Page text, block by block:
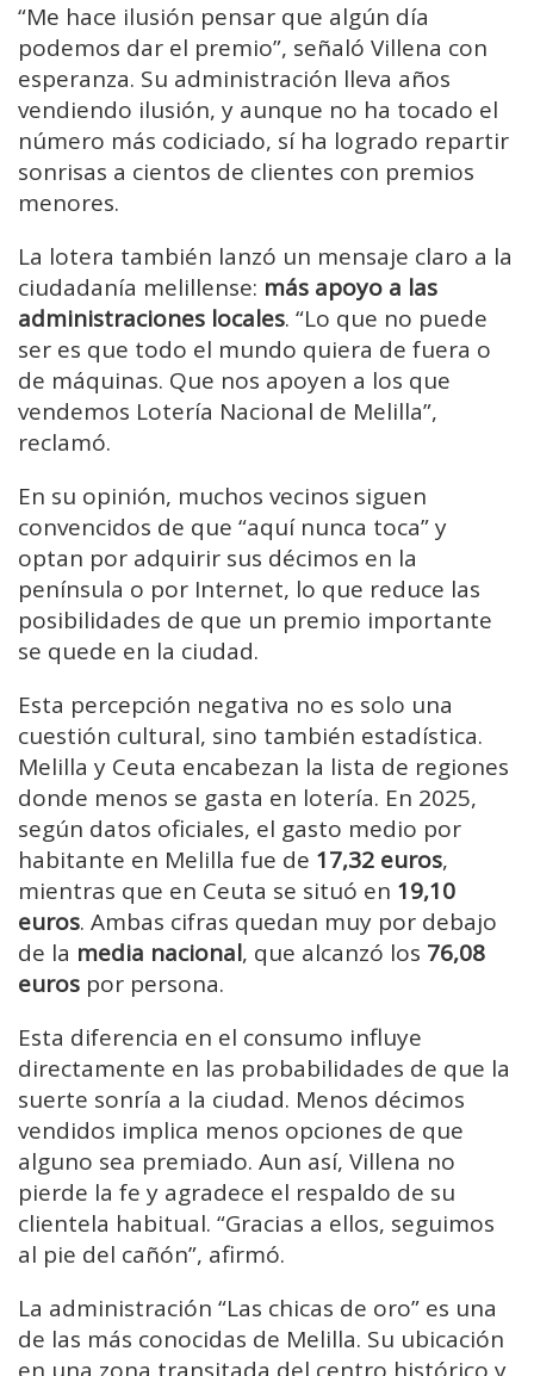
“Me hace ilusión pensar que algún día
podemos dar el premio”, señaló Villena con
esperanza. Su administración lleva años
vendiendo ilusión, y aunque no ha tocado el
número más codiciado, sí ha logrado repartir
sonrisas a cientos de clientes con premios
menores.
La lotera también lanzó un mensaje claro a la
ciudadanía melillense: más apoyo a las
administraciones locales. “Lo que no puede
ser es que todo el mundo quiera de fuera o
de máquinas. Que nos apoyen a los que
vendemos Lotería Nacional de Melilla”,
reclamó.
En su opinión, muchos vecinos siguen
convencidos de que “aquí nunca toca” y
optan por adquirir sus décimos en la
península o por Internet, lo que reduce las
posibilidades de que un premio importante
se quede en la ciudad.
Esta percepción negativa no es solo una
cuestión cultural, sino también estadística.
Melilla y Ceuta encabezan la lista de regiones
donde menos se gasta en lotería. En 2025,
según datos oficiales, el gasto medio por
habitante en Melilla fue de 17,32 euros,
mientras que en Ceuta se situó en 19,10
euros. Ambas cifras quedan muy por debajo
de la media nacional, que alcanzó los 76,08
euros por persona.
Esta diferencia en el consumo influye
directamente en las probabilidades de que la
suerte sonría a la ciudad. Menos décimos
vendidos implica menos opciones de que
alguno sea premiado. Aun así, Villena no
pierde la fe y agradece el respaldo de su
clientela habitual. “Gracias a ellos, seguimos
al pie del cañón”, afirmó.
La administración “Las chicas de oro” es una
de las más conocidas de Melilla. Su ubicación